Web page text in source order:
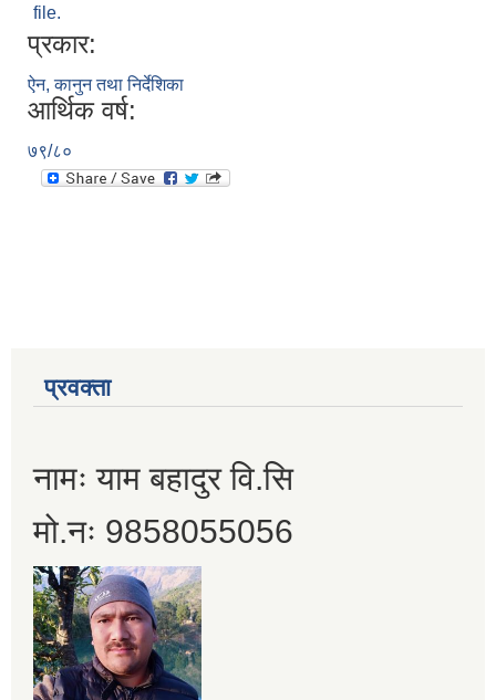
file.
प्रकार:
ऐन, कानुन तथा निर्देशिका
आर्थिक वर्ष:
७९/८०
प्रवक्ता
नामः याम बहादुर वि.सि
मो.नः 9858055056